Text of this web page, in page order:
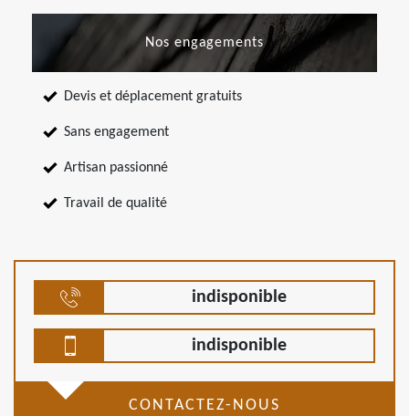
Nos engagements
Devis et déplacement gratuits
Sans engagement
Artisan passionné
Travail de qualité
indisponible
indisponible
CONTACTEZ-NOUS